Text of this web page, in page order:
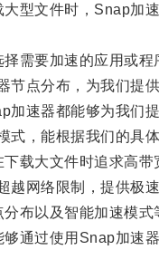
文件时，Snap加速
要加速的应用或程
分布，为我们提供
速器都能够为我们提
，能根据我们的具体
大文件时追求高带
网络限制，提供极速
以及智能加速模式
过使用Snap加速器